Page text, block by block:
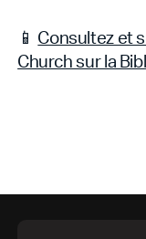
📱 Consultez et
Church sur la